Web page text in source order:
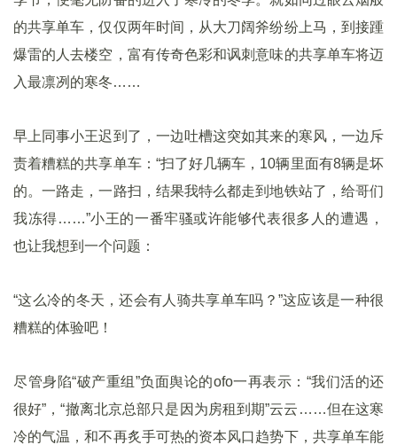
的共享单车，仅仅两年时间，从大刀阔斧纷纷上马，到接踵
爆雷的人去楼空，富有传奇色彩和讽刺意味的共享单车将迈
入最凛冽的寒冬……
早上同事小王迟到了，一边吐槽这突如其来的寒风，一边斥
责着糟糕的共享单车：“扫了好几辆车，10辆里面有8辆是坏
的。一路走，一路扫，结果我特么都走到地铁站了，给哥们
我冻得……”小王的一番牢骚或许能够代表很多人的遭遇，
也让我想到一个问题：
“这么冷的冬天，还会有人骑共享单车吗？”这应该是一种很
糟糕的体验吧！
尽管身陷“破产重组”负面舆论的ofo一再表示：“我们活的还
很好”，“撤离北京总部只是因为房租到期”云云……但在这寒
冷的气温，和不再炙手可热的资本风口趋势下，共享单车能